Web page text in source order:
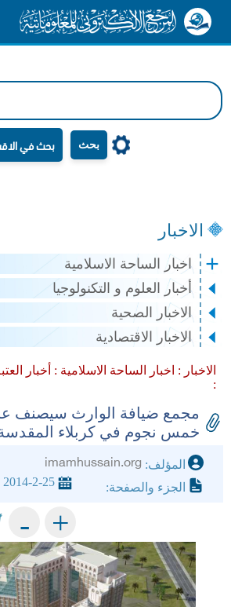
بحث
الاخبار
اخبار الساحة الاسلامية
أخبار العلوم و التكنولوجيا
الاخبار الصحية
الاخبار الاقتصادية
الاخبار : اخبار الساحة الاسلامية : أخبار
:
مجمع ضيافة الوارث سيصنف
خمس نجوم في كربلاء
المؤلف: imamhussain.org
الجزء والصفحة:
2014-2-25
+
-